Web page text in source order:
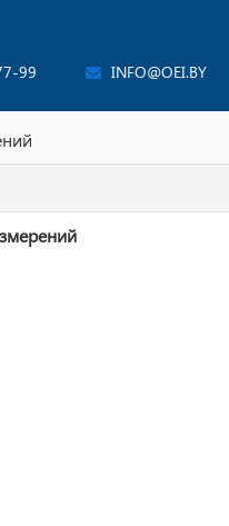
99 INFO@OEI.BY